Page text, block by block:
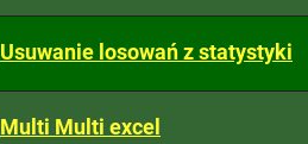
Usuwanie losowań z statystyki
Multi Multi excel